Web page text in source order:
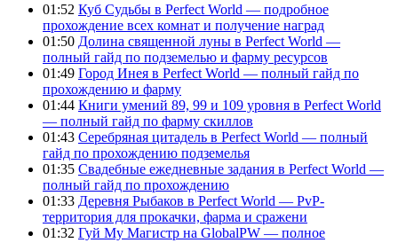
01:52 Куб Судьбы в Perfect World — подробное
прохождение всех комнат и получение наград
01:50 Долина священной луны в Perfect World —
полный гайд по подземелью и фарму ресурсов
01:49 Город Инея в Perfect World — полный гайд по
прохождению и фарму
01:44 Книги умений 89, 99 и 109 уровня в Perfect World
— полный гайд по фарму скиллов
01:43 Серебряная цитадель в Perfect World — полный
гайд по прохождению подземелья
01:35 Свадебные ежедневные задания в Perfect World —
полный гайд по прохождению
01:33 Деревня Рыбаков в Perfect World — PvP-
территория для прокачки, фарма и сражени
01:32 Гуй Му Магистр на GlobalPW — полное